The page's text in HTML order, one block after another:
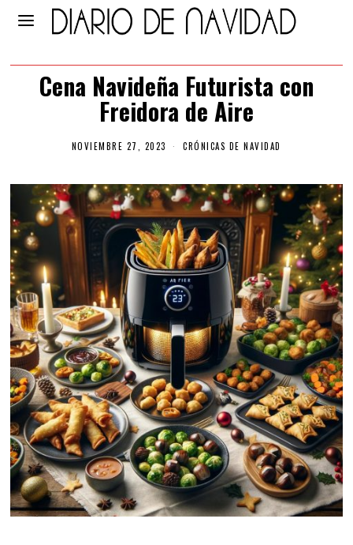
Cena Navideña Futurista con
Freidora de Aire
NOVIEMBRE 27, 2023 CRÓNICAS DE NAVIDAD